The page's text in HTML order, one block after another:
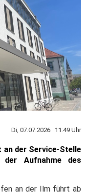
Di, 07.07.2026 11:49 Uhr
der Service-Stelle
Aufnahme des
an der Ilm führt ab